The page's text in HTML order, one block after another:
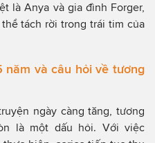
là Anya và gia đình Forger,
tách rời trong trái tim của
năm và câu hỏi về tương
ngày càng tăng, tương
là một dấu hỏi. Với việc